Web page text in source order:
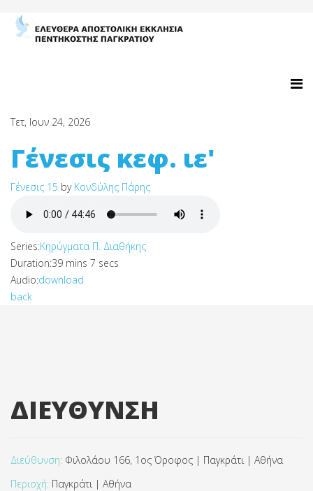
Τετ, Ιουν 24, 2026
Γένεσις κεφ. ιε'
Γένεσις 15 by Κονδύλης Πάρης
Series:Κηρύγματα Π. Διαθήκης
Duration:39 mins 7 secs
Audio:download
back
ΔΙΕΥΘΥΝΣΗ
Διεύθυνση: Φιλολάου 166, 1ος Όροφος | Παγκράτι | Αθήνα
Περιοχή: Παγκράτι | Αθήνα